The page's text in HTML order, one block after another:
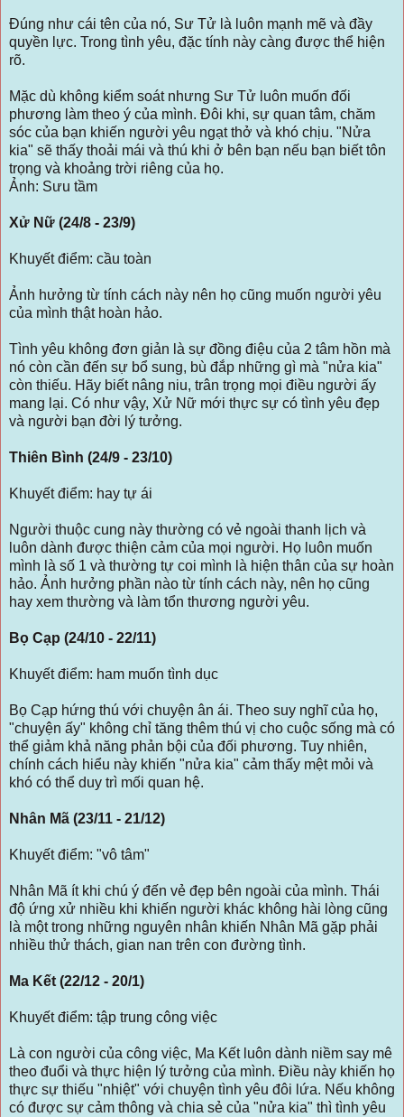
Đúng như cái tên của nó, Sư Tử là luôn mạnh mẽ và đầy
quyền lực. Trong tình yêu, đặc tính này càng được thể hiện
rõ.
Mặc dù không kiểm soát nhưng Sư Tử luôn muốn đối
phương làm theo ý của mình. Đôi khi, sự quan tâm, chăm
sóc của bạn khiến người yêu ngạt thở và khó chịu. "Nửa
kia" sẽ thấy thoải mái và thú khi ở bên bạn nếu bạn biết tôn
trọng và khoảng trời riêng của họ.
Ảnh: Sưu tầm
Xử Nữ (24/8 - 23/9)
Khuyết điểm: cầu toàn
Ảnh hưởng từ tính cách này nên họ cũng muốn người yêu
của mình thật hoàn hảo.
Tình yêu không đơn giản là sự đồng điệu của 2 tâm hồn mà
nó còn cần đến sự bổ sung, bù đắp những gì mà "nửa kia"
còn thiếu. Hãy biết nâng niu, trân trọng mọi điều người ấy
mang lại. Có như vậy, Xử Nữ mới thực sự có tình yêu đẹp
và người bạn đời lý tưởng.
Thiên Bình (24/9 - 23/10)
Khuyết điểm: hay tự ái
Người thuộc cung này thường có vẻ ngoài thanh lịch và
luôn dành được thiện cảm của mọi người. Họ luôn muốn
mình là số 1 và thường tự coi mình là hiện thân của sự hoàn
hảo. Ảnh hưởng phần nào từ tính cách này, nên họ cũng
hay xem thường và làm tổn thương người yêu.
Bọ Cạp (24/10 - 22/11)
Khuyết điểm: ham muốn tình dục
Bọ Cạp hứng thú với chuyện ân ái. Theo suy nghĩ của họ,
"chuyện ấy" không chỉ tăng thêm thú vị cho cuộc sống mà có
thể giảm khả năng phản bội của đối phương. Tuy nhiên,
chính cách hiểu này khiến "nửa kia" cảm thấy mệt mỏi và
khó có thể duy trì mối quan hệ.
Nhân Mã (23/11 - 21/12)
Khuyết điểm: "vô tâm"
Nhân Mã ít khi chú ý đến vẻ đẹp bên ngoài của mình. Thái
độ ứng xử nhiều khi khiến người khác không hài lòng cũng
là một trong những nguyên nhân khiến Nhân Mã gặp phải
nhiều thử thách, gian nan trên con đường tình.
Ma Kết (22/12 - 20/1)
Khuyết điểm: tập trung công việc
Là con người của công việc, Ma Kết luôn dành niềm say mê
theo đuổi và thực hiện lý tưởng của mình. Điều này khiến họ
thực sự thiếu "nhiệt" với chuyện tình yêu đôi lứa. Nếu không
có được sự cảm thông và chia sẻ của "nửa kia" thì tình yêu